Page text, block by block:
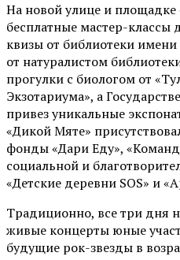
На новой улице и
бесплатные мастер-классы
квизы от библиотеки
от натуралистом
прогулки с биологом от
Экзотариума», а
привез уникальные
«Дикой Мяте»
фонды «Дари Еду»,
социальной и
«Детские деревни SOS» и
Традиционно, все три дня
живые концерты юные
будущие рок-звезды в